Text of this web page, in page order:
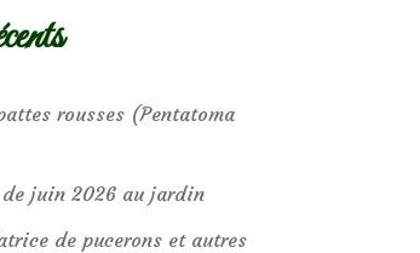
rousses (Pentatoma
juin 2026 au jardin
de pucerons et autres